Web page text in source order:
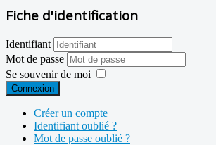
Fiche d'identification
Identifiant
Mot de passe
Se souvenir de moi
Connexion
Créer un compte
Identifiant oublié ?
Mot de passe oublié ?